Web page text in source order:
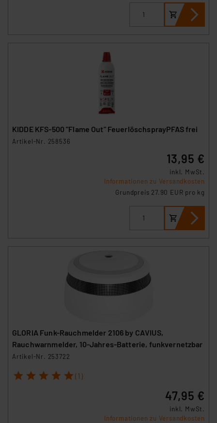
KIDDE KFS-500 "Flame Out" FeuerlöschsprayPFAS frei
Artikel-Nr. 258536
13,95 €
inkl. MwSt.
Informationen zu Versandkosten
Grundpreis 27.90 EUR pro kg
GLORIA Funk-Rauchmelder 2106 by CAVIUS,
Rauchwarnmelder, 10-Jahres-Batterie, funkvernetzbar
Artikel-Nr. 253722
1 2 3 4 5 (1)
47,95 €
inkl. MwSt.
Informationen zu Versandkosten